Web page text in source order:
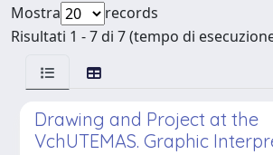
Mostra
records
Risultati 1 - 7 di 7 (tempo di
Drawing and Project at the
VchUTEMAS. Graphic